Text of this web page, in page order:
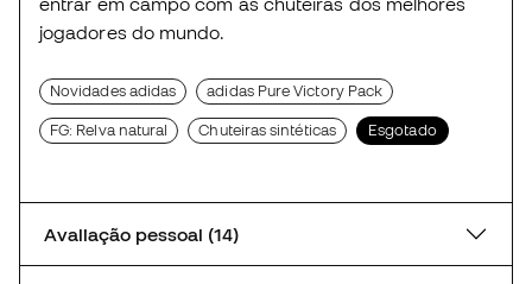
jogadores do mundo.
Novidades adidas adidas Pure Victory Pack
FG: Relva natural Chuteiras sintéticas Esgotado
Avaliação pessoal (14)